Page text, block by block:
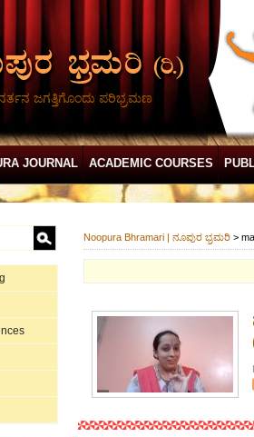
ಜಗತ್ತಿಗೊಂದು ಪರಿಭ್ರಮಣ
JOURNAL ACADEMIC COURSES
Noopura Bhramari | ನೂಪುರ ಭ್ರಮರಿ >